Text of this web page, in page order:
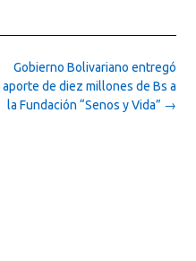
Gobierno Bolivariano entregó
aporte de diez millones de Bs a
la Fundación “Senos y Vida” →